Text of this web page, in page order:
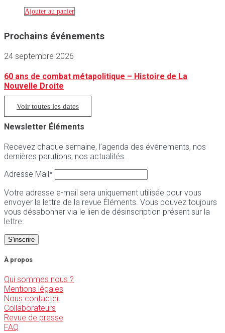
Ajouter au panier
Prochains événements
24 septembre 2026
60 ans de combat métapolitique – Histoire de La
Nouvelle Droite
Voir toutes les dates
Newsletter Éléments
Recevez chaque semaine, l’agenda des événements, nos
dernières parutions, nos actualités.
Adresse Mail*
Votre adresse e-mail sera uniquement utilisée pour vous
envoyer la lettre de la revue Éléments. Vous pouvez toujours
vous désabonner via le lien de désinscription présent sur la
lettre.
À propos
Qui sommes nous ?
Mentions légales
Nous contacter
Collaborateurs
Revue de presse
FAQ